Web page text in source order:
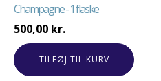
Champagne - 1 flaske
500,00 kr.
TILFØJ TIL KURV